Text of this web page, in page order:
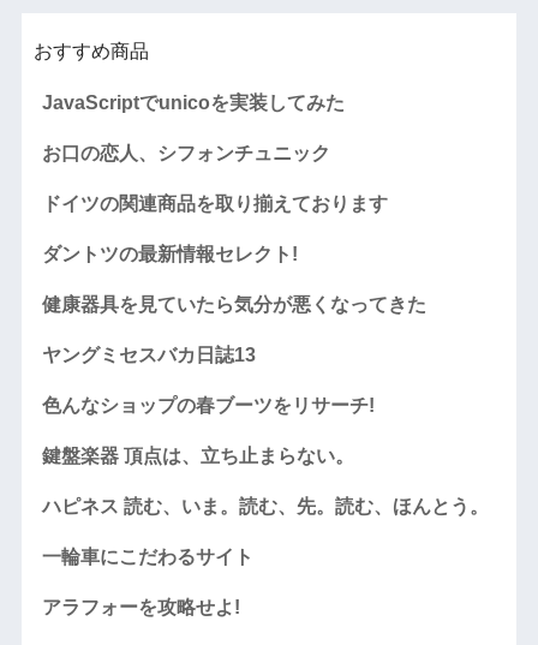
おすすめ商品
JavaScriptでunicoを実装してみた
お口の恋人、シフォンチュニック
ドイツの関連商品を取り揃えております
ダントツの最新情報セレクト!
健康器具を見ていたら気分が悪くなってきた
ヤングミセスバカ日誌13
色んなショップの春ブーツをリサーチ!
鍵盤楽器 頂点は、立ち止まらない。
ハピネス 読む、いま。読む、先。読む、ほんとう。
一輪車にこだわるサイト
アラフォーを攻略せよ!